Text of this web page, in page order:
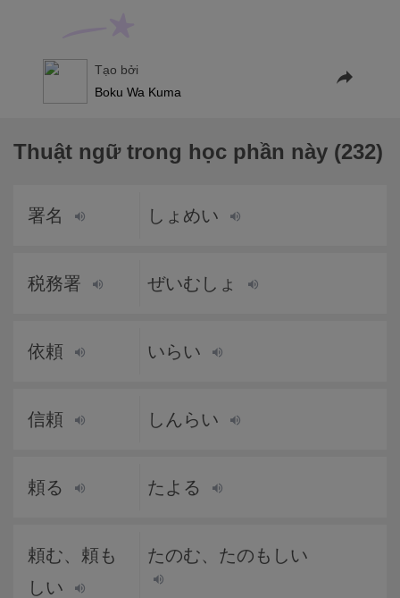
Tạo bởi
Boku Wa Kuma
Thuật ngữ trong học phần này (232)
署名 しょめい
税務署 ぜいむしょ
依頼 いらい
信頼 しんらい
頼る たよる
頼む、頼も
しい
たのむ、たのもしい